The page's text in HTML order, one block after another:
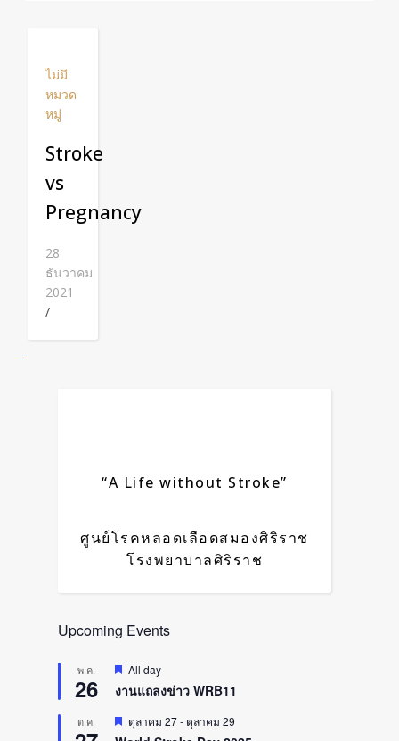
ไม่มี
หมวด
หมู่
Stroke
vs
Pregnancy
28
ธันวาคม
2021
/
“A Life without Stroke”
ศูนย์โรคหลอดเลือดสมองศิริราช
โรงพยาบาลศิริราช
Upcoming Events
พ.ค.
26
Featured
All day
งานแถลงข่าว WRB11
ต.ค. Featured
ตุลาคม 27-ตุลาคม 29